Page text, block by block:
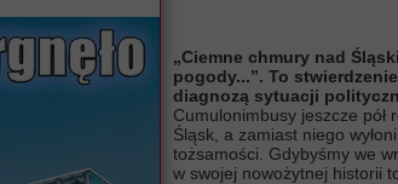
„Ciemne chmury nad
pogody...”. To
diagnozą sytuacji
Cumulonimbusy jeszcze pół
Śląsk, a zamiast niego
tożsamości. Gdybyśmy we
w swojej nowożytnej historii